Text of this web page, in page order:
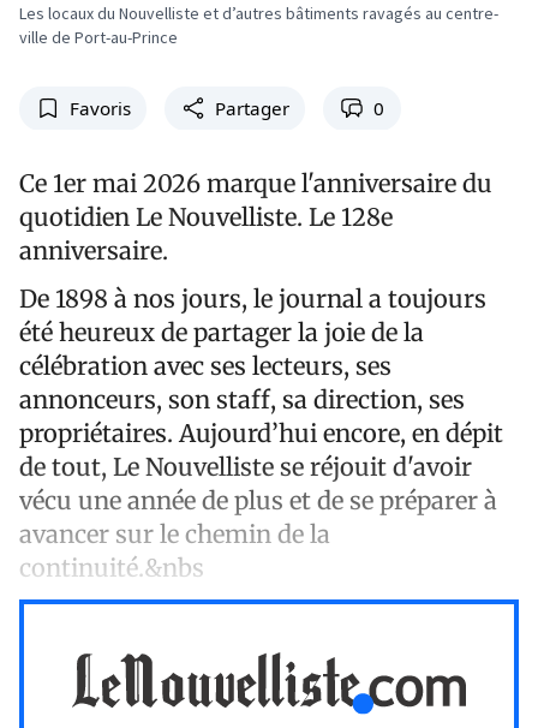
Les locaux du Nouvelliste et d’autres bâtiments ravagés au centre-
ville de Port-au-Prince
Favoris Partager 0
Ce 1er mai 2026 marque l'anniversaire du
quotidien Le Nouvelliste. Le 128e
anniversaire.
De 1898 à nos jours, le journal a toujours
été heureux de partager la joie de la
célébration avec ses lecteurs, ses
annonceurs, son staff, sa direction, ses
propriétaires. Aujourd’hui encore, en dépit
de tout, Le Nouvelliste se réjouit d'avoir
vécu une année de plus et de se préparer à
avancer sur le chemin de la
continuité.&nbs